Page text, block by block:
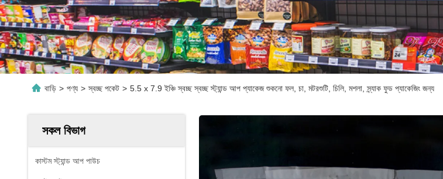
বাড়ি > পণ্য > স্বচ্ছ পকেট > 5.5 x 7.9 ইঞ্চি স্বচ্ছ স্বচ্ছ স্ট্যান্ড আপ প্যাকেজ শুকনো ফল, চা, মটরশুটি, চিলি, মশলা, স্ন্যাক ফুড প্যাকেজিং জন্য
সকল বিভাগ
কাস্টম স্ট্যান্ড আপ পাউচ